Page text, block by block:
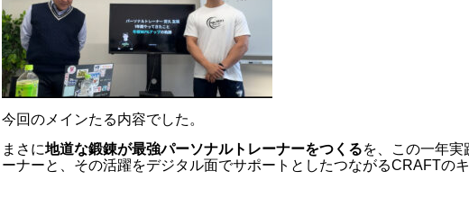
今回のメインたる内容でした。
まさに地道な鍛錬が最強パーソナルトレーナーをつくるを、この一年実
ーナーと、その活躍をデジタル面でサポートとしたつながるCRAFTの